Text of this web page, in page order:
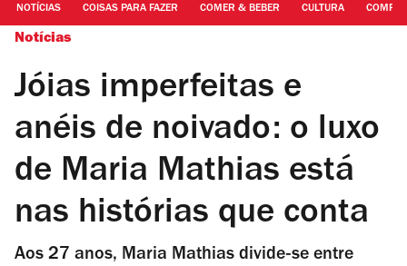
NOTÍCIAS COISAS PARA FAZER COMER & BEBER CULTURA
Notícias
Jóias imperfeitas e
anéis de noivado: o luxo
de Maria Mathias está
nas histórias que conta
Aos 27 anos, Maria Mathias divide-se entre